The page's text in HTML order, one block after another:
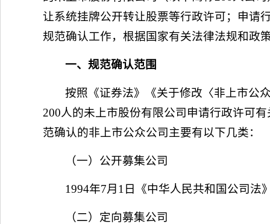
让系统挂牌公开转让股票等行政许可；申请
规范确认工作，根据国家有关法律法规和政
一、规范确认范围
按照《证券法》《关于修改〈非上市公
200人的未上市股份有限公司申请行政许可
范确认的非上市公众公司主要有以下几类：
（一）公开募集公司
1994年7月1日《中华人民共和国公司
（二）定向募集公司